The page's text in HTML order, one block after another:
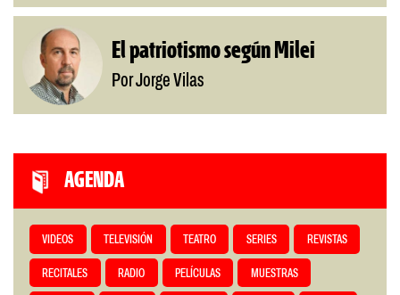
El patriotismo según Milei
Por Jorge Vilas
AGENDA
VIDEOS TELEVISIÓN TEATRO SERIES REVISTAS
RECITALES RADIO PELÍCULAS MUESTRAS